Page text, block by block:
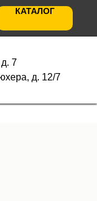
КАТАЛОГ
7
д. 12/7